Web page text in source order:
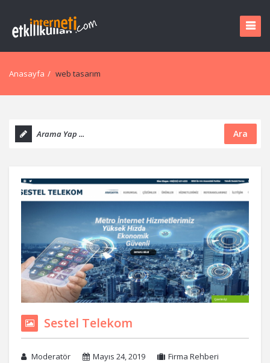
Anasayfa / web tasarım
Ara
Sestel Telekom
Moderatör Mayıs 24, 2019
Firma Rehberi